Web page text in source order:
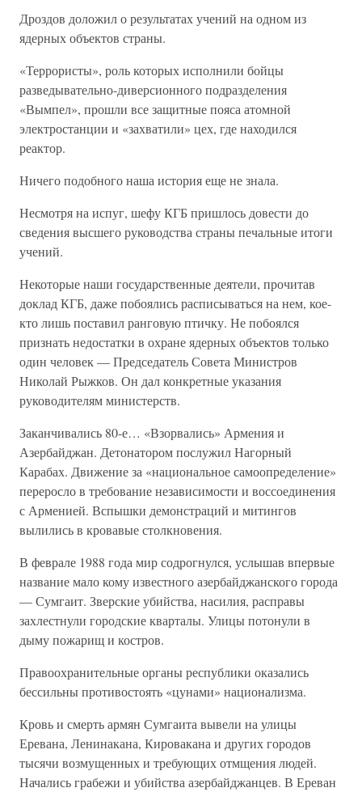
Дроздов доложил о результатах учений на одном из
ядерных объектов страны.
«Террористы», роль которых исполнили бойцы
разведывательно-диверсионного подразделения
«Вымпел», прошли все защитные пояса атомной
электростанции и «захватили» цех, где находился
реактор.
Ничего подобного наша история еще не знала.
Несмотря на испуг, шефу КГБ пришлось довести до
сведения высшего руководства страны печальные итоги
учений.
Некоторые наши государственные деятели, прочитав
доклад КГБ, даже побоялись расписываться на нем, кое-
кто лишь поставил ранговую птичку. Не побоялся
признать недостатки в охране ядерных объектов только
один человек — Председатель Совета Министров
Николай Рыжков. Он дал конкретные указания
руководителям министерств.
Заканчивались 80-е… «Взорвались» Армения и
Азербайджан. Детонатором послужил Нагорный
Карабах. Движение за «национальное самоопределение»
переросло в требование независимости и воссоединения
с Арменией. Вспышки демонстраций и митингов
вылились в кровавые столкновения.
В феврале 1988 года мир содрогнулся, услышав впервые
название мало кому известного азербайджанского города
— Сумгаит. Зверские убийства, насилия, расправы
захлестнули городские кварталы. Улицы потонули в
дыму пожарищ и костров.
Правоохранительные органы республики оказались
бессильны противостоять «цунами» национализма.
Кровь и смерть армян Сумгаита вывели на улицы
Еревана, Ленинакана, Кировакана и других городов
тысячи возмущенных и требующих отмщения людей.
Начались грабежи и убийства азербайджанцев. В Ереван